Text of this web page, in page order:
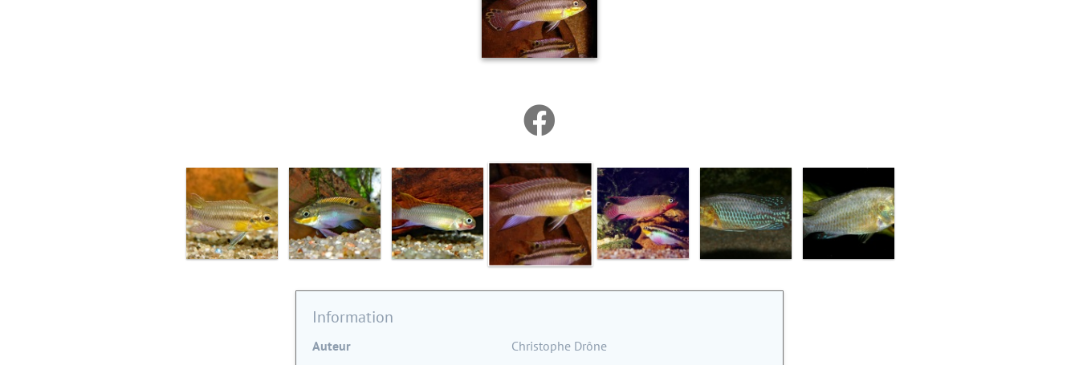
Information
Auteur
Christophe Drône